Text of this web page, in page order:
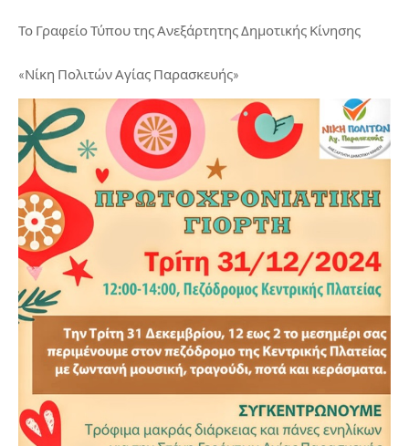
Το Γραφείο Τύπου της Ανεξάρτητης Δημοτικής Κίνησης
«Νίκη Πολιτών Αγίας Παρασκευής»